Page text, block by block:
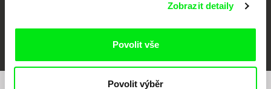
Zobrazit detaily
Povolit vše
Povolit výběr